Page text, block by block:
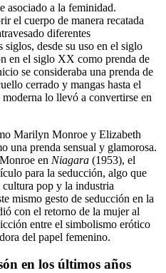
asociado a la feminidad.
el cuerpo de manera recatada
diferentes
desde su uso en el siglo
en el siglo XX como prenda de
se consideraba una prenda de
cerrado y mangas hasta el
lo llevó a convertirse en
Marilyn Monroe y Elizabeth
una prenda sensual y glamorosa.
en Niagara (1953), el
para la seducción, algo que
pop y la industria
mismo gesto de seducción en la
con el retorno de la mujer al
entre el simbolismo erótico
del papel femenino.
en los últimos años